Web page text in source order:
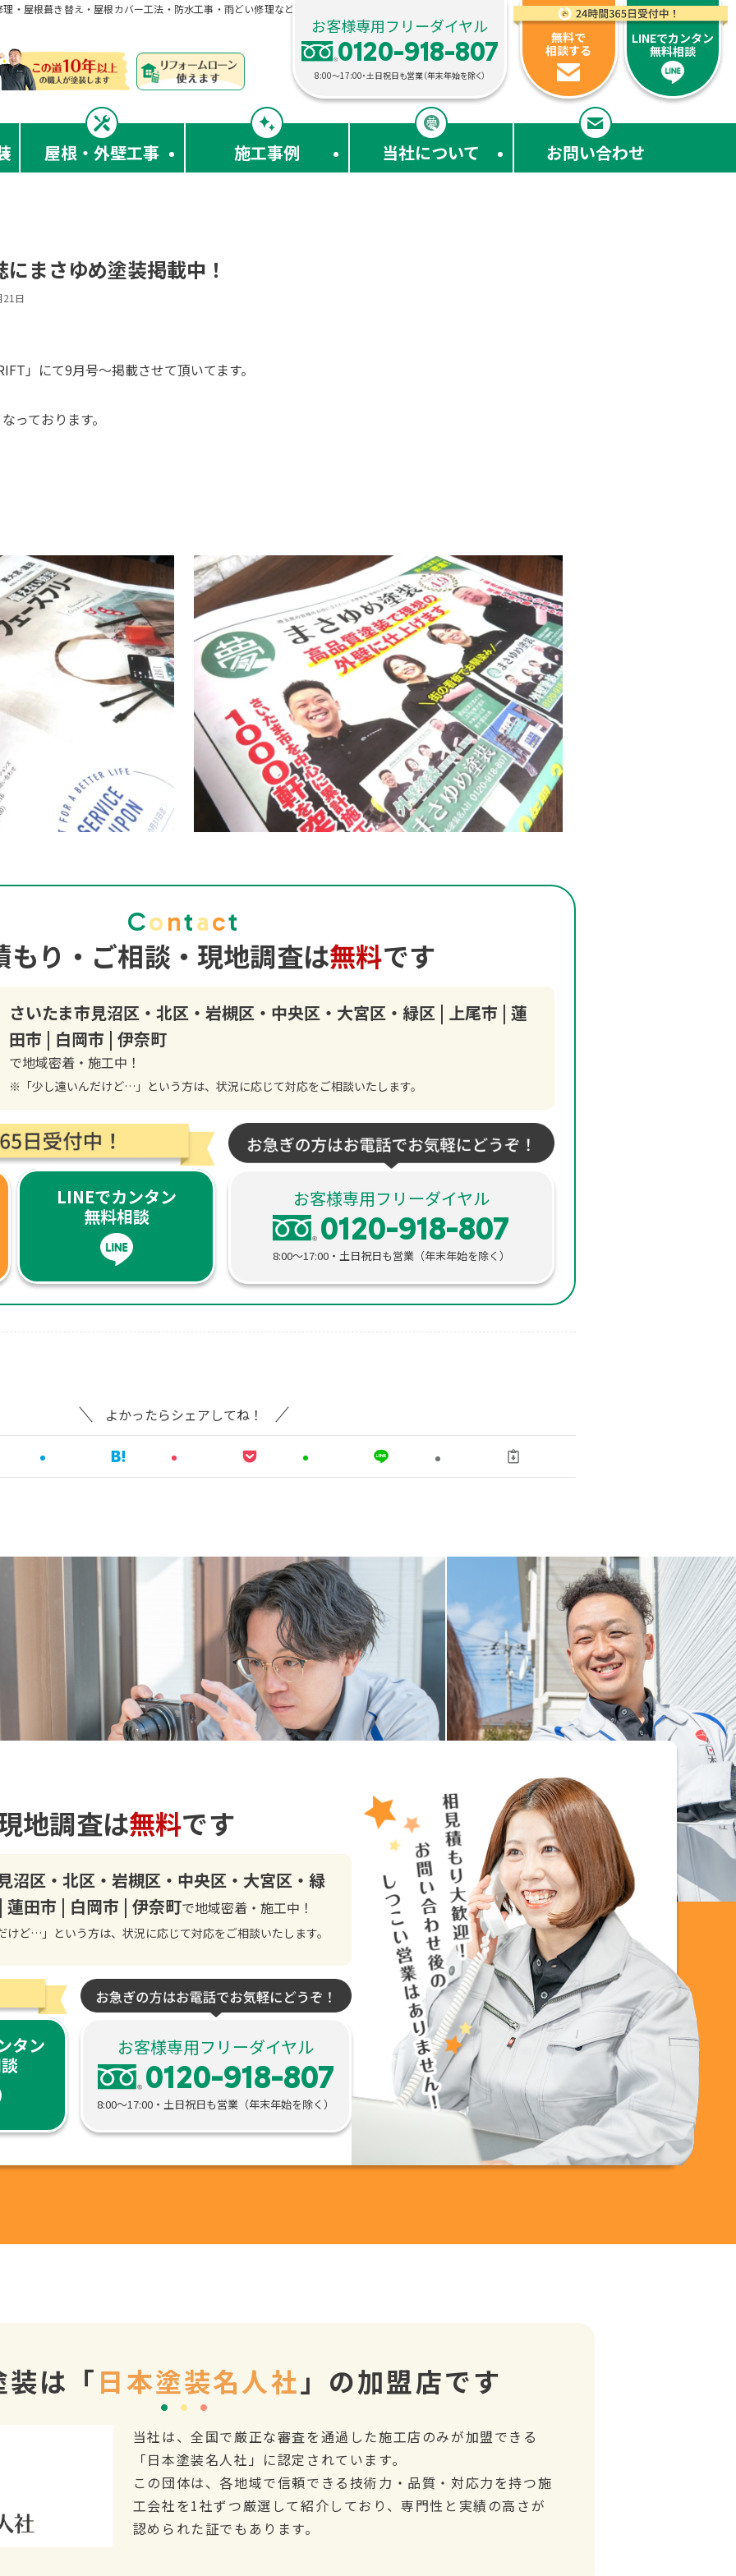
屋根葺き替え・屋根カバー工法・防水工事・雨どい修理などお住まいのリフォームに対応
屋根・外壁工事 施工事例 当社について お問い合わせ
お客様専用フリーダイヤル
0120-918-807
8:00〜17:00・土日祝日も営業（年末年始を除く）
無料で
相談する
LINEでカンタン
無料相談
まさゆめ塗装掲載中！
21日
」にて9月号～掲載させて頂いてます。
っております。
Contact
もり・ご相談・現地調査は無料です
さいたま市見沼区・北区・岩槻区・中央区・大宮区・緑区 | 上尾市 | 蓮
田市 | 白岡市 | 伊奈町
で地域密着・施工中！
※「少し遠いんだけど…」という方は、状況に応じて対応をご相談いたします。
LINEでカンタン
無料相談
お客様専用フリーダイヤル
0120-918-807
8:00〜17:00・土日祝日も営業（年末年始を除く）
よかったらシェアしてね！
地調査は無料です
沼区・北区・岩槻区・中央区・大宮区・緑
蓮田市 | 白岡市 | 伊奈町で地域密着・施工中！
ど…」という方は、状況に応じて対応をご相談いたします。
タン
お客様専用フリーダイヤル
0120-918-807
8:00〜17:00・土日祝日も営業（年末年始を除く）
装は 「日本塗装名人社」の加盟店です
当社は、全国で厳正な審査を通過した施工店のみが加盟できる
「日本塗装名人社」に認定されています。
この団体は、各地域で信頼できる技術力・品質・対応力を持つ施
工会社を1社ずつ厳選して紹介しており、専門性と実績の高さが
認められた証でもあります。